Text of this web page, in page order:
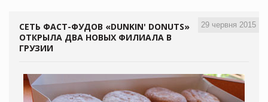
29 червня 2015
СЕТЬ ФАСТ-ФУДОВ «DUNKIN' DONUTS»
ОТКРЫЛА ДВА НОВЫХ ФИЛИАЛА В
ГРУЗИИ